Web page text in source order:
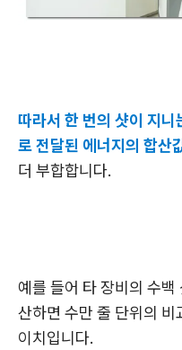
따라서 한 번의 샷이 지
로 전달된 에너지의 합산
더 부합합니다.
예를 들어 타 장비의 수
산하면 수만 줄 단위의
이치입니다.